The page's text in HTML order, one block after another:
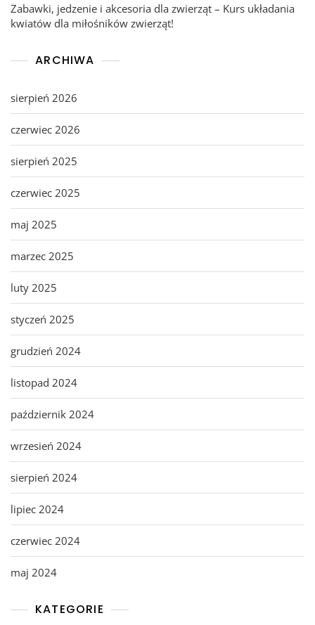
Zabawki, jedzenie i akcesoria dla zwierząt – Kurs układania
kwiatów dla miłośników zwierząt!
ARCHIWA
sierpień 2026
czerwiec 2026
sierpień 2025
czerwiec 2025
maj 2025
marzec 2025
luty 2025
styczeń 2025
grudzień 2024
listopad 2024
październik 2024
wrzesień 2024
sierpień 2024
lipiec 2024
czerwiec 2024
maj 2024
KATEGORIE